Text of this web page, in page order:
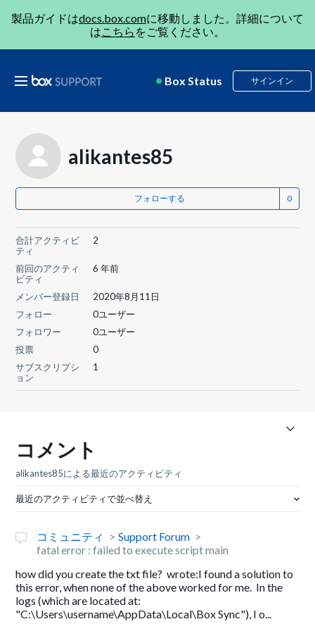
製品ガイドはdocs.box.comに移動しました。詳細について
はこちら をご覧ください。
Box Status サインイン
alikantes85
フォローする
合計アクティビ
ティ
2
前回のアクティ
ビティ
6 年前
メンバー登録日
2020年8月11日
フォロー
0ユーザー
フォロワー
0ユーザー
投票
0
サブスクリプシ
ョン
1
コメント
alikantes85による最近のアクティビティ
最近のアクティビティで並べ替え
コミュニティ
Support Forum
fatal error : failed to execute script main
how did you create the txt file? wrote:I found a solution to
this error, when none of the above worked for me. In the
logs (which are located at:
"C:\Users\username\AppData\Local\Box Sync"), I o...